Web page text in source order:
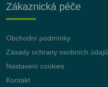
Zákaznická péče
Obchodní podmínky
Zásady ochrany osobních údajů
Nastavení cookies
Kontakt